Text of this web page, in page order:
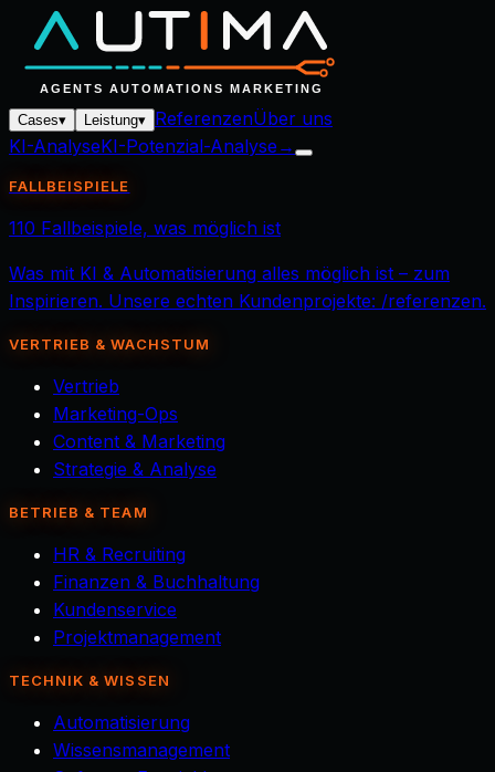
Cases▾ Leistung▾ ReferenzenÜber uns
KI-AnalyseKI-Potenzial-Analyse →
FALLBEISPIELE
110 Fallbeispiele, was möglich ist
Was mit KI & Automatisierung alles möglich ist – zum
Inspirieren. Unsere echten Kundenprojekte: /referenzen.
VERTRIEB & WACHSTUM
Vertrieb
Marketing-Ops
Content & Marketing
Strategie & Analyse
BETRIEB & TEAM
HR & Recruiting
Finanzen & Buchhaltung
Kundenservice
Projektmanagement
TECHNIK & WISSEN
Automatisierung
Wissensmanagement